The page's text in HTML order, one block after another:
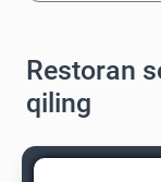
Restoran
qiling